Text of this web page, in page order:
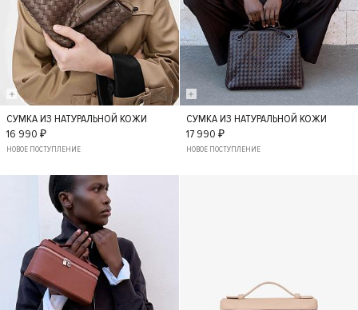
S
СУМКА ИЗ НАТУРАЛЬНОЙ КОЖИ
16 990 ₽
НОВОЕ ПОСТУПЛЕНИЕ
S
СУМКА ИЗ НАТУРАЛЬНОЙ КОЖИ
17 990 ₽
НОВОЕ ПОСТУПЛЕНИЕ